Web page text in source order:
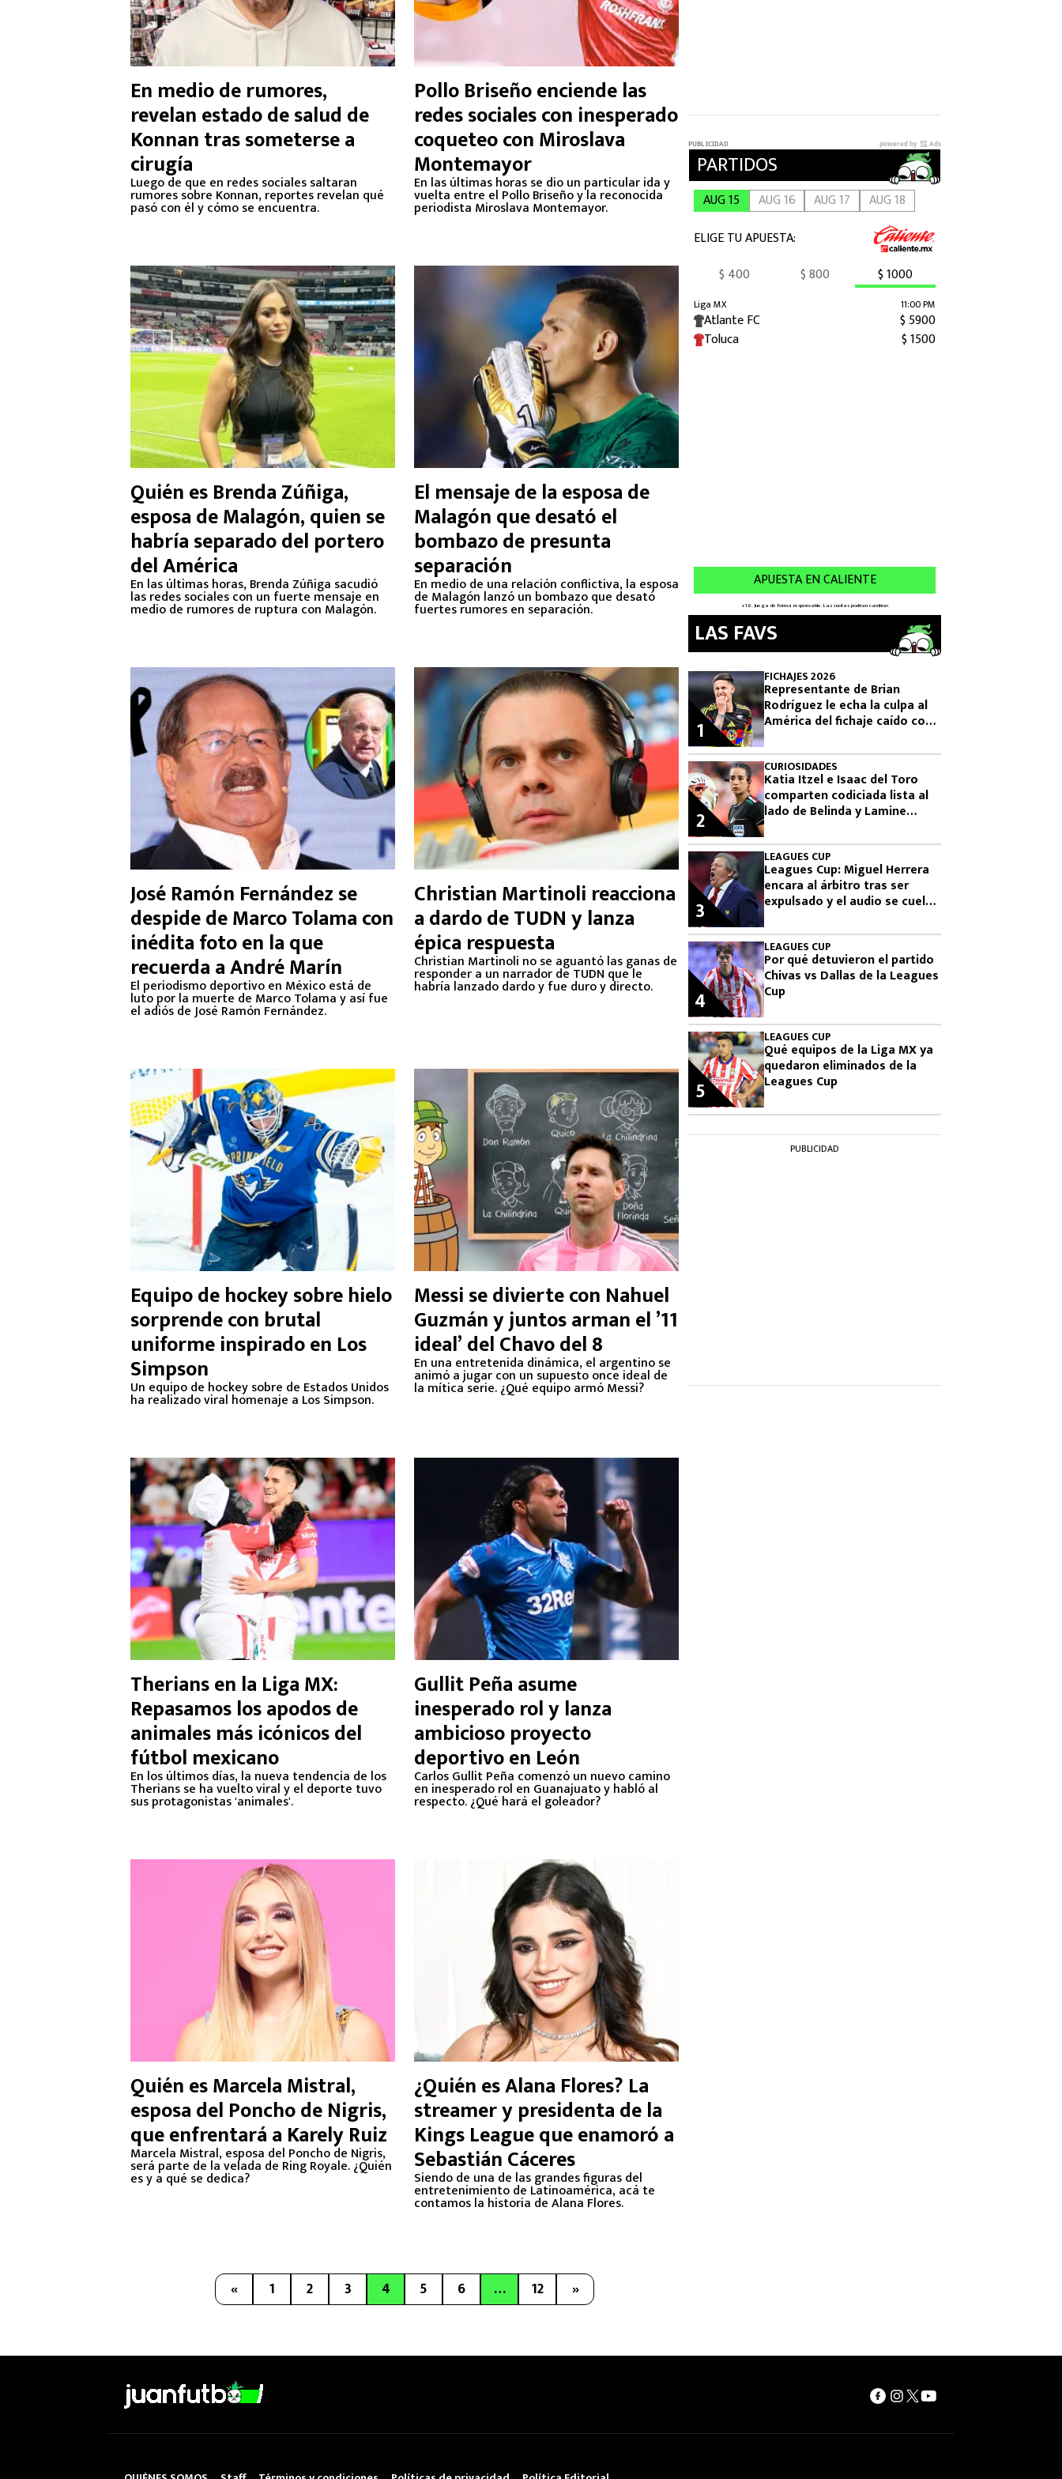
En medio de rumores,
revelan estado de salud de
Konnan tras someterse a
cirugía
Luego de que en redes sociales saltaran
rumores sobre Konnan, reportes revelan qué
pasó con él y cómo se encuentra.
Pollo Briseño enciende las
redes sociales con inesperado
coqueteo con Miroslava
Montemayor
En las últimas horas se dio un particular ida y
vuelta entre el Pollo Briseño y la reconocida
periodista Miroslava Montemayor.
Quién es Brenda Zúñiga,
esposa de Malagón, quien se
habría separado del portero
del América
En las últimas horas, Brenda Zúñiga sacudió
las redes sociales con un fuerte mensaje en
medio de rumores de ruptura con Malagón.
El mensaje de la esposa de
Malagón que desató el
bombazo de presunta
separación
En medio de una relación conflictiva, la esposa
de Malagón lanzó un bombazo que desató
fuertes rumores en separación.
José Ramón Fernández se
despide de Marco Tolama con
inédita foto en la que
recuerda a André Marín
El periodismo deportivo en México está de
luto por la muerte de Marco Tolama y así fue
el adiós de José Ramón Fernández.
Christian Martinoli reacciona
a dardo de TUDN y lanza
épica respuesta
Christian Martinoli no se aguantó las ganas de
responder a un narrador de TUDN que le
habría lanzado dardo y fue duro y directo.
Equipo de hockey sobre hielo
sorprende con brutal
uniforme inspirado en Los
Simpson
Un equipo de hockey sobre de Estados Unidos
ha realizado viral homenaje a Los Simpson.
Messi se divierte con Nahuel
Guzmán y juntos arman el ’11
ideal’ del Chavo del 8
En una entretenida dinámica, el argentino se
animó a jugar con un supuesto once ideal de
la mítica serie. ¿Qué equipo armó Messi?
Therians en la Liga MX:
Repasamos los apodos de
animales más icónicos del
fútbol mexicano
En los últimos días, la nueva tendencia de los
Therians se ha vuelto viral y el deporte tuvo
sus protagonistas 'animales'.
Gullit Peña asume
inesperado rol y lanza
ambicioso proyecto
deportivo en León
Carlos Gullit Peña comenzó un nuevo camino
en inesperado rol en Guanajuato y habló al
respecto. ¿Qué hará el goleador?
Quién es Marcela Mistral,
esposa del Poncho de Nigris,
que enfrentará a Karely Ruiz
Marcela Mistral, esposa del Poncho de Nigris,
será parte de la velada de Ring Royale. ¿Quién
es y a qué se dedica?
¿Quién es Alana Flores? La
streamer y presidenta de la
Kings League que enamoró a
Sebastián Cáceres
Siendo de una de las grandes figuras del
entretenimiento de Latinoamérica, acá te
contamos la historia de Alana Flores.
« 1 2 3 4 5 6 … 12 »
LAS FAVS
FICHAJES 2026
Representante de Brian
Rodríguez le echa la culpa al
América del fichaje caído con
1
CURIOSIDADES
Katia Itzel e Isaac del Toro
comparten codiciada lista al
lado de Belinda y Lamine
2
LEAGUES CUP
Leagues Cup: Miguel Herrera
encara al árbitro tras ser
expulsado y el audio se cuela
3
LEAGUES CUP
Por qué detuvieron el partido
Chivas vs Dallas de la Leagues
Cup
4
LEAGUES CUP
Qué equipos de la Liga MX ya
quedaron eliminados de la
Leagues Cup
5
PUBLICIDAD